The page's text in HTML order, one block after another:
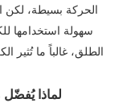
الحركة بسيطة، لكن
سهولة استخدامها
الطلق، غالباً ما
لماذا